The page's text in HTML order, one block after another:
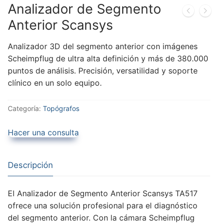
Analizador de Segmento
Anterior Scansys
Analizador 3D del segmento anterior con imágenes
Scheimpflug de ultra alta definición y más de 380.000
puntos de análisis. Precisión, versatilidad y soporte
clínico en un solo equipo.
Categoría: Topógrafos
Hacer una consulta
Descripción
El Analizador de Segmento Anterior Scansys TA517
ofrece una solución profesional para el diagnóstico
del segmento anterior. Con la cámara Scheimpflug